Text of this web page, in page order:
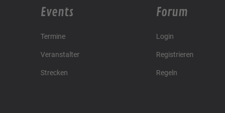
Events
Termine
Veranstalter
Strecken
Forum
Login
Registrieren
Regeln